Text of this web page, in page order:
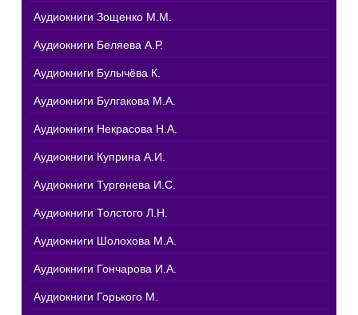
Аудиокниги Зощенко М.М.
Аудиокниги Беляева А.Р.
Аудиокниги Булычёва К.
Аудиокниги Булгакова М.А.
Аудиокниги Некрасова Н.А.
Аудиокниги Куприна А.И.
Аудиокниги Тургенева И.С.
Аудиокниги Толстого Л.Н.
Аудиокниги Шолохова М.А.
Аудиокниги Гончарова И.А.
Аудиокниги Горького М.